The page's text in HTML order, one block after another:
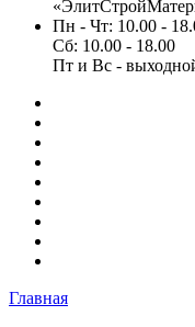
Пн - Чт: 10.00 -
Сб: 10.00 - 18.00
Пт и Вс -
Главная